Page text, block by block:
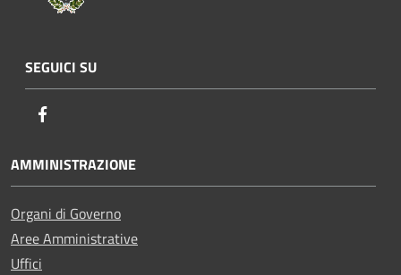
SEGUICI SU
AMMINISTRAZIONE
Organi di Governo
Aree Amministrative
Uffici